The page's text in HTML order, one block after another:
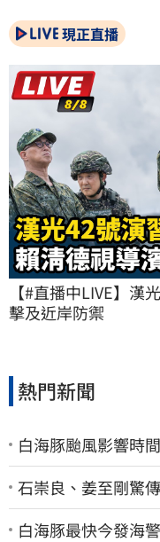
現正直播
【#直播中LIVE】
擊及近岸防禦
熱門新聞
白海豚颱風影響時
石崇良、姜至剛驚
白海豚最快今發海